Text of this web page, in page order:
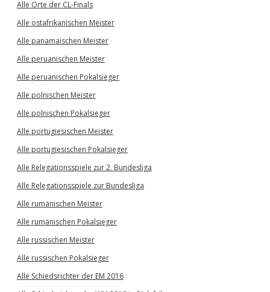
Alle Orte der CL-Finals
Alle ostafrikanischen Meister
Alle panamaischen Meister
Alle peruanischen Meister
Alle peruanischen Pokalsieger
Alle polnischen Meister
Alle polnischen Pokalsieger
Alle portugiesischen Meister
Alle portugiesischen Pokalsieger
Alle Relegationsspiele zur 2. Bundesliga
Alle Relegationsspiele zur Bundesliga
Alle rumänischen Meister
Alle rumänischen Pokalsieger
Alle russischen Meister
Alle russischen Pokalsieger
Alle Schiedsrichter der EM 2016